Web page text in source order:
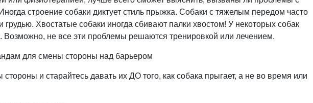
строение собаки диктует стиль прыжка. Собаки с тяжелым передом часто
грудью. Хвостатые собаки иногда сбивают палки хвостом! У некоторых собак
не все эти проблемы решаются тренировкой или лечением.
для смены стороны над барьером
и старайтесь давать их ДО того, как собака прыгает, а не во время или